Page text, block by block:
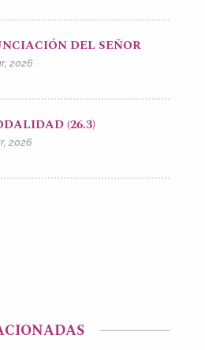
DEL SEÑOR
2026
(26.3)
2026